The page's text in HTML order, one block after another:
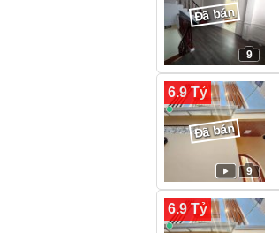
9
Đã bán
6.9 Tỷ
9
Đã bán
6.9 Tỷ